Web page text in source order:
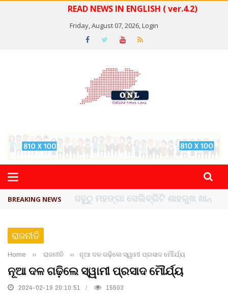
READ NEWS IN ENGLISH ( ver.4.2)
Friday, August 07, 2026,Login
BREAKING NEWS ବିଏସ୍‌ପିର ବିଧାୟକ ଉମା ଶଙ୍କର ସିଂହଙ୍କ ...
ରାଜନୀତି
Home ›› ରାଜନୀତି ›› ନୂଆ ଦଳ ଗଢ଼ିଲେ ସ୍ୱାମୀ ପ୍ରସାଦ ମୌର୍ଯ୍ୟ
ନୂଆ ଦଳ ଗଢ଼ିଲେ ସ୍ୱାମୀ ପ୍ରସାଦ ମୌର୍ଯ୍ୟ
2024-02-19 20:10:51 15503